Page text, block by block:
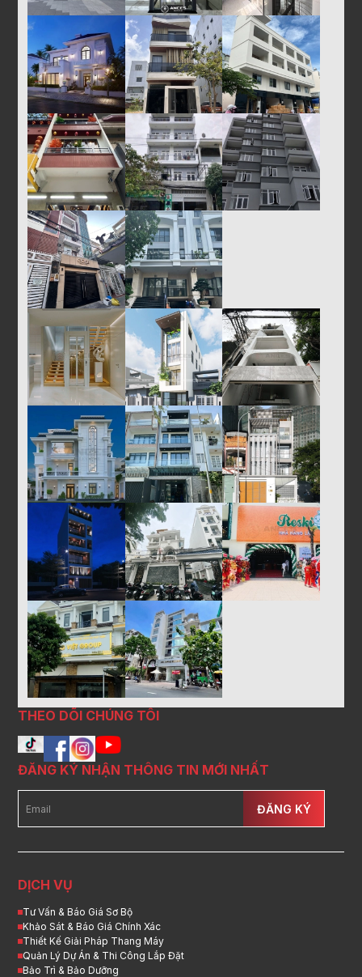
THEO DÕI CHÚNG TÔI
ĐĂNG KÝ NHẬN THÔNG TIN MỚI NHẤT
ĐĂNG KÝ
DỊCH VỤ
Tư Vấn & Báo Giá Sơ Bộ
Khảo Sát & Báo Giá Chính Xác
Thiết Kế Giải Pháp Thang Máy
Quản Lý Dự Án & Thi Công Lắp Đặt
Bảo Trì & Bảo Dưỡng